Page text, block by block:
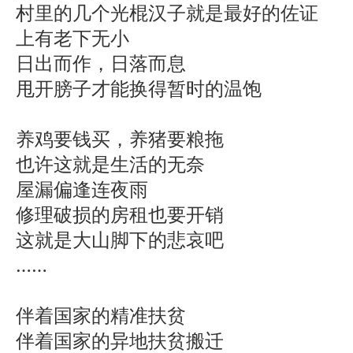
村里的几个光棍汉子就是最好的佐证
上有老下无小
日出而作，日落而息
甩开膀子才能换得暂时的温饱
养鸡要钱买，养猪要粮拖
也许这就是生活的无奈
屋漏偏逢连夜雨
修理破损的房租也要开销
这就是大山脚下的悲哀吧
……
伴着国家的精准扶贫
伴着国家的异地扶贫搬迁